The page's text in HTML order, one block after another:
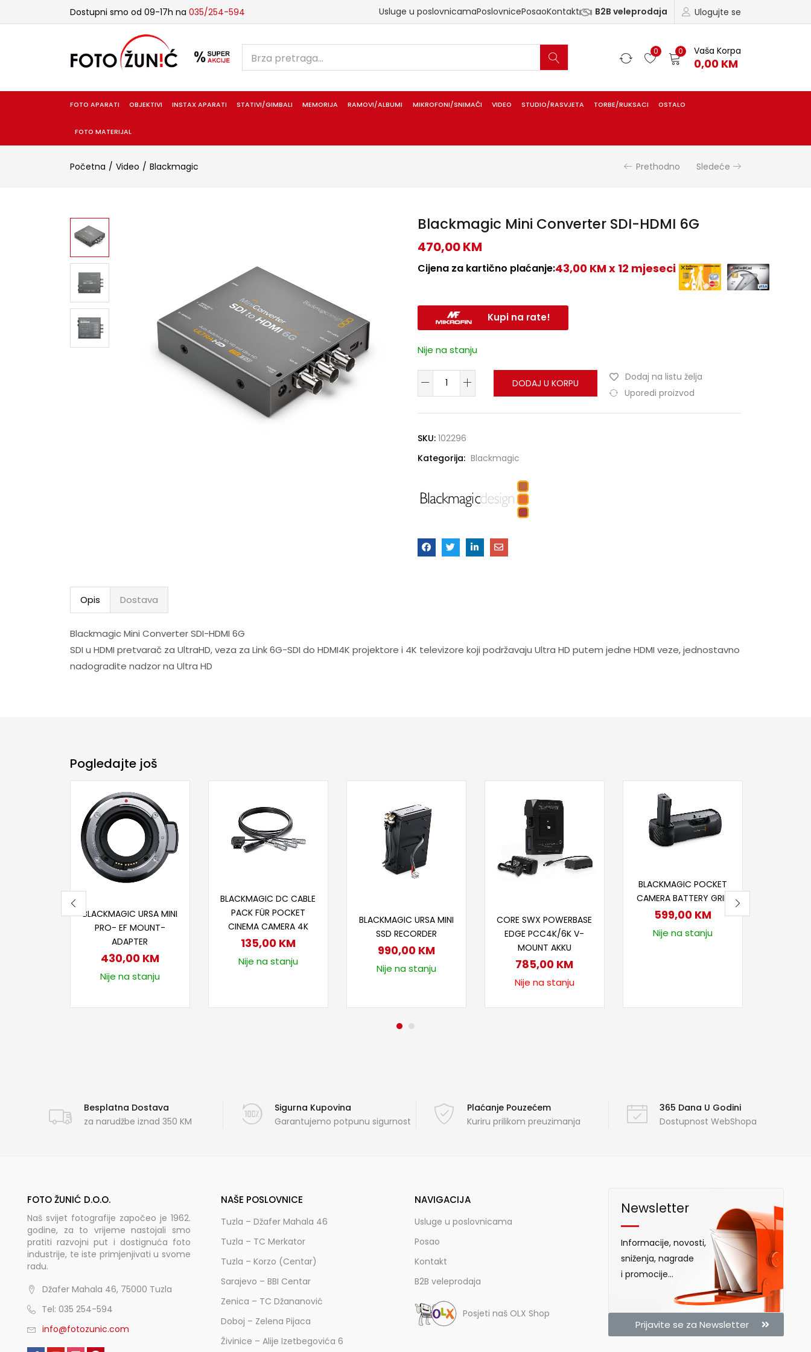
Dostupni smo od 09-17h na 035/254-594 Ulogujte se
Usluge u poslovnicamaPoslovnicePosaoKontakt B2B veleprodaja
0 0 Vaša Korpa
0,00 KM
FOTO APARATI OBJEKTIVI INSTAX APARATI STATIVI/GIMBALI MEMORIJA RAMOVI/ALBUMI MIKROFONI/SNIMAČI VIDEO STUDIO/RASVJETA TORBE/RUKSACI OSTALO
FOTO MATERIJAL
Početna Video Blackmagic Prethodno Sledeće
Blackmagic Mini Converter SDI-HDMI 6G
470,00KM
Cijena za kartično plaćanje:43,00 KM x 12 mjeseci
Kupi na rate!
Nije na stanju
DODAJ U KORPU
Dodaj na listu želja
Uporedi proizvod
SKU: 102296
Kategorija: Blackmagic
Opis Dostava
Blackmagic Mini Converter SDI-HDMI 6G
SDI u HDMI pretvarač za UltraHD, veza za Link 6G-SDI do HDMI4K projektore i 4K televizore koji podržavaju Ultra HD putem jedne HDMI veze, jednostavno
nadogradite nadzor na Ultra HD
Pogledajte još
BLACKMAGIC URSA MINI
PRO- EF MOUNT-
ADAPTER
430,00 KM
Nije na stanju
BLACKMAGIC DC CABLE
PACK FÜR POCKET
CINEMA CAMERA 4K
135,00 KM
Nije na stanju
BLACKMAGIC URSA MINI
SSD RECORDER
990,00 KM
Nije na stanju
CORE SWX POWERBASE
EDGE PCC4K/6K V-
MOUNT AKKU
785,00 KM
Nije na stanju
BLACKMAGIC POCKET
CAMERA BATTERY GRIP
599,00 KM
Nije na stanju
Besplatna Dostava
za narudžbe iznad 350 KM
Sigurna Kupovina
Garantujemo potpunu sigurnost
Plaćanje Pouzećem
Kuriru prilikom preuzimanja
365 Dana U Godini
Dostupnost WebShopa
FOTO ŽUNIĆ D.O.O.
Naš svijet fotografije započeo je 1962.
godine, za to vrijeme nastojali smo
pratiti razvojni put i dostignuća foto
industrije, te iste primjenjivati u svome
radu.
Džafer Mahala 46, 75000 Tuzla
Tel: 035 254-594
info@fotozunic.com
NAŠE POSLOVNICE
Tuzla – Džafer Mahala 46
Tuzla – TC Merkator
Tuzla – Korzo (Centar)
Sarajevo – BBI Centar
Zenica – TC Džananović
Doboj – Zelena Pijaca
Živinice – Alije Izetbegovića 6
NAVIGACIJA
Usluge u poslovnicama
Posao
Kontakt
B2B veleprodaja
Posjeti naš OLX Shop
Newsletter
Informacije, novosti,
sniženja, nagrade
i promocije...
Prijavite se za Newsletter